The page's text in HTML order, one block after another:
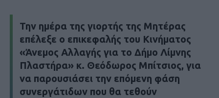
Την ημέρα της γιορτής της Μητέρας
επέλεξε ο επικεφαλής του Κινήματος
«Άνεμος Αλλαγής για το Δήμο Λίμνης
Πλαστήρα» κ. Θεόδωρος Μπίτσιος, για
να παρουσιάσει την επόμενη φάση
συνεργάτιδων που θα τεθούν